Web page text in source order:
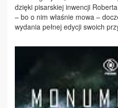
dzię­ki pi­sar­skiej in­wen­cji
– bo o nim wła­śnie mo­wa –
wy­da­nia peł­nej edy­cji swo­ich